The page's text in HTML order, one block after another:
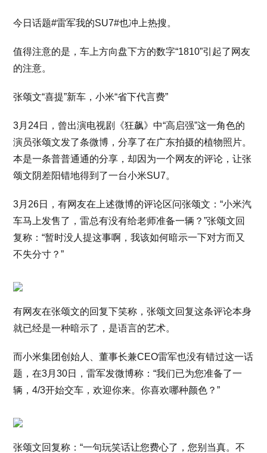
今日话题#雷军我的SU7#也冲上热搜。
值得注意的是，车上方向盘下方的数字“1810”引起了网友
的注意。
张颂文“喜提”新车，小米“省下代言费”
3月24日，曾出演电视剧《狂飙》中“高启强”这一角色的
演员张颂文发了条微博，分享了在广东拍摄的植物照片。
本是一条普普通通的分享，却因为一个网友的评论，让张
颂文阴差阳错地得到了一台小米SU7。
3月26日，有网友在上述微博的评论区问张颂文：“小米汽
车马上发售了，雷总有没有给老师准备一辆？”张颂文回
复称：“暂时没人提这事啊，我该如何暗示一下对方而又
不失分寸？”
有网友在张颂文的回复下笑称，张颂文回复这条评论本身
就已经是一种暗示了，是语言的艺术。
而小米集团创始人、董事长兼CEO雷军也没有错过这一话
题，在3月30日，雷军发微博称：“我们已为您准备了一
辆，4/3开始交车，欢迎你来。你喜欢哪种颜色？”
张颂文回复称：“一句玩笑话让您费心了，您别当真。不